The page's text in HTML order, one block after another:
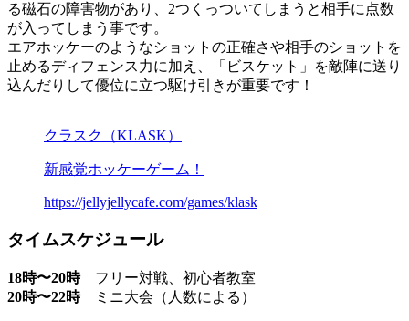
る磁石の障害物があり、2つくっついてしまうと相手に点数
が入ってしまう事です。
エアホッケーのようなショットの正確さや相手のショットを
止めるディフェンス力に加え、「ビスケット」を敵陣に送り
込んだりして優位に立つ駆け引きが重要です！
クラスク（KLASK）
新感覚ホッケーゲーム！
https://jellyjellycafe.com/games/klask
タイムスケジュール
18時〜20時フリー対戦、初心者教室
20時〜22時ミニ大会（人数による）